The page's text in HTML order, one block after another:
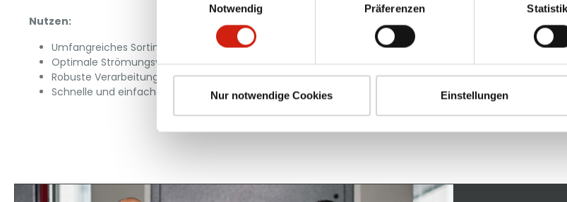
Notwendig
Präferenzen
Nur notwendige Cookies Einstellungen
Nutzen:
Umfangreiches Sortiment
Optimale Strömungsverhältnisse
Robuste Verarbeitung
Schnelle und einfache Montage